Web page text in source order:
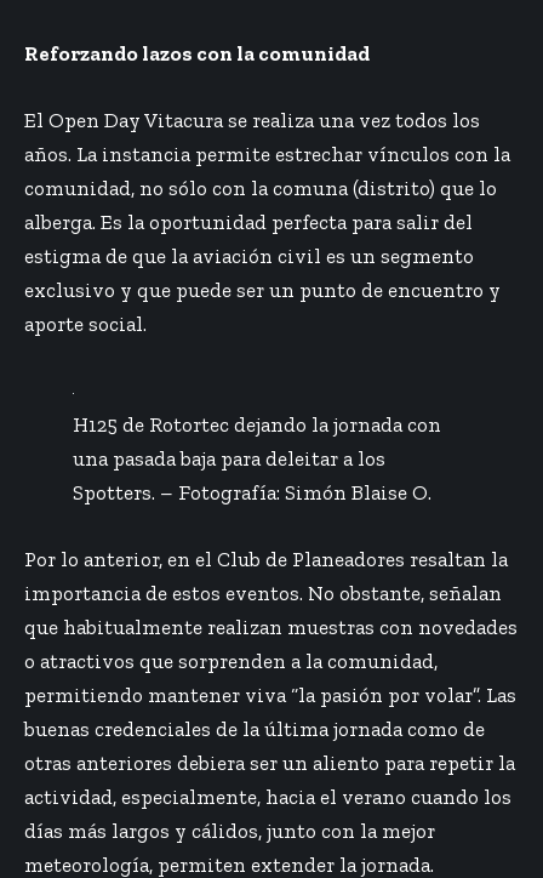
Reforzando lazos con la comunidad
El Open Day Vitacura se realiza una vez todos los
años. La instancia permite estrechar vínculos con la
comunidad, no sólo con la comuna (distrito) que lo
alberga. Es la oportunidad perfecta para salir del
estigma de que la aviación civil es un segmento
exclusivo y que puede ser un punto de encuentro y
aporte social.
H125 de Rotortec dejando la jornada con
una pasada baja para deleitar a los
Spotters. – Fotografía: Simón Blaise O.
Por lo anterior, en el Club de Planeadores resaltan la
importancia de estos eventos. No obstante, señalan
que habitualmente realizan muestras con novedades
o atractivos que sorprenden a la comunidad,
permitiendo mantener viva “la pasión por volar”. Las
buenas credenciales de la última jornada como de
otras anteriores debiera ser un aliento para repetir la
actividad, especialmente, hacia el verano cuando los
días más largos y cálidos, junto con la mejor
meteorología, permiten extender la jornada.